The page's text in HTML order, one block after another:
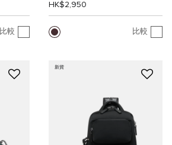
比較
HK$2,950
比較
新貨